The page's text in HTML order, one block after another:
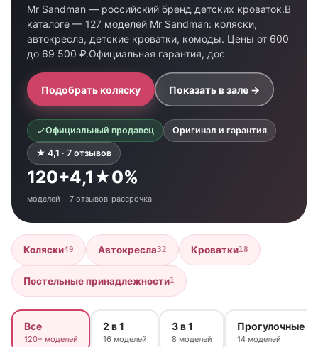
Mr Sandman — российский бренд детских кроваток.В
каталоге — 127 моделей Mr Sandman: коляски,
автокресла, детские кроватки, комоды. Цены от 600
до 69 500 ₽.Официальная гарантия, дос
Подобрать коляску Показать в зале →
Официальный продавец Оригинал и гарантия
★ 4,1 · 7 отзывов
120+
моделей
4,1★
7 отзывов
0%
рассрочка
Коляски49 Автокресла32 Кроватки18
Постельные принадлежности1
Все
120+ моделей
2 в 1
16 моделей
3 в 1
8 моделей
Прогулочные
14 моделей